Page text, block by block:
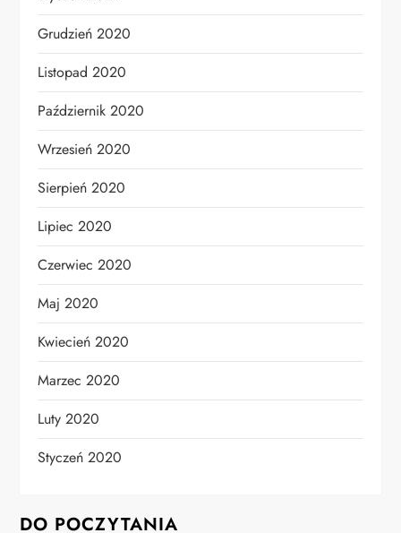
Grudzień 2020
Listopad 2020
Październik 2020
Wrzesień 2020
Sierpień 2020
Lipiec 2020
Czerwiec 2020
Maj 2020
Kwiecień 2020
Marzec 2020
Luty 2020
Styczeń 2020
DO POCZYTANIA